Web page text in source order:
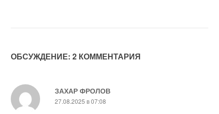
ОБСУЖДЕНИЕ: 2 КОММЕНТАРИЯ
ЗАХАР ФРОЛОВ
27.08.2025 в 07:08